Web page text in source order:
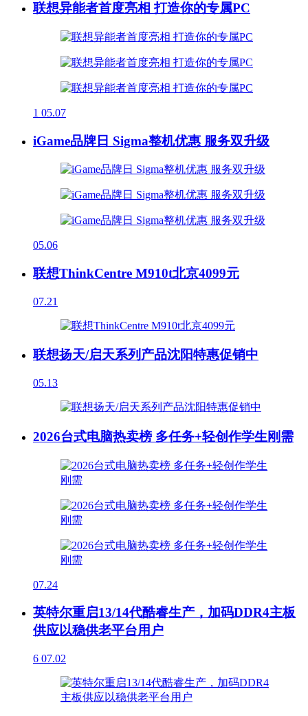
联想异能者首度亮相 打造你的专属PC
1 05.07
iGame品牌日 Sigma整机优惠 服务双升级
05.06
联想ThinkCentre M910t北京4099元
07.21
联想扬天/启天系列产品沈阳特惠促销中
05.13
2026台式电脑热卖榜 多任务+轻创作学生刚需
07.24
英特尔重启13/14代酷睿生产，加码DDR4主板
供应以稳供老平台用户
6 07.02